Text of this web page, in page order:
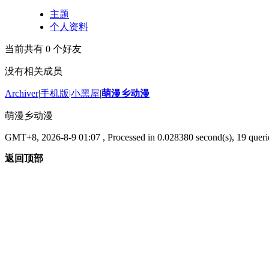
主题
个人资料
当前共有 0 个好友
没有相关成员
Archiver|手机版|小黑屋|萌漫乡动漫
萌漫乡动漫
GMT+8, 2026-8-9 01:07 , Processed in 0.028380 second(s), 19
返回顶部